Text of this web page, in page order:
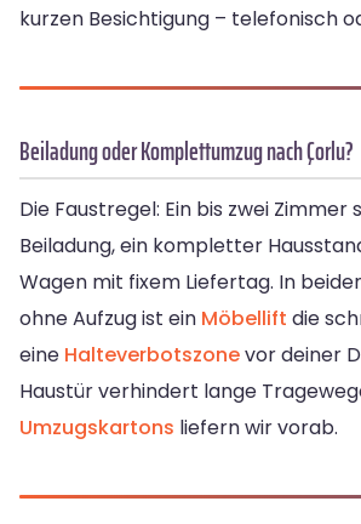
kurzen Besichtigung – telefonisch
Beiladung oder Komplettumzug nach Çorlu?
Die Faustregel: Ein bis zwei
Beiladung, ein kompletter
Wagen mit fixem Liefertag. In
ohne Aufzug ist ein Möbellift die
eine Halteverbotszonevor deiner
Haustür verhindert lange
Umzugskartons liefern wir vorab.